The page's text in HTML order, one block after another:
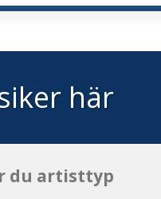
här
du artisttyp